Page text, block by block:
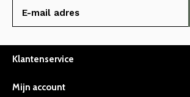
Klantenservice
Mijn account